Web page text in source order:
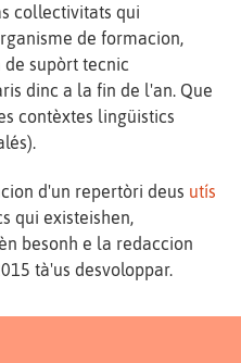
collectivitats qui
de formacion,
de supòrt tecnic
dinc a la fin de l'an. Que
contèxtes lingüistics
d'un repertòri deus utís
qui existeishen,
besonh e la redaccion
tà'us desvoloppar.